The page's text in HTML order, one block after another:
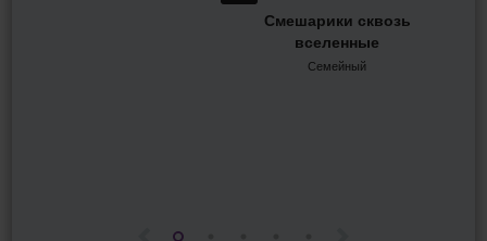
Смешарики сквозь
вселенные
Семейный